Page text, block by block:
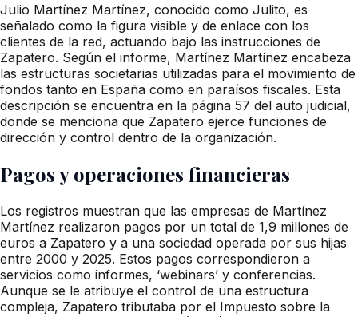
Julio Martínez Martínez, conocido como Julito, es
señalado como la figura visible y de enlace con los
clientes de la red, actuando bajo las instrucciones de
Zapatero. Según el informe, Martínez Martínez encabeza
las estructuras societarias utilizadas para el movimiento de
fondos tanto en España como en paraísos fiscales. Esta
descripción se encuentra en la página 57 del auto judicial,
donde se menciona que Zapatero ejerce funciones de
dirección y control dentro de la organización.
Pagos y operaciones financieras
Los registros muestran que las empresas de Martínez
Martínez realizaron pagos por un total de 1,9 millones de
euros a Zapatero y a una sociedad operada por sus hijas
entre 2000 y 2025. Estos pagos correspondieron a
servicios como informes, ‘webinars’ y conferencias.
Aunque se le atribuye el control de una estructura
compleja, Zapatero tributaba por el Impuesto sobre la